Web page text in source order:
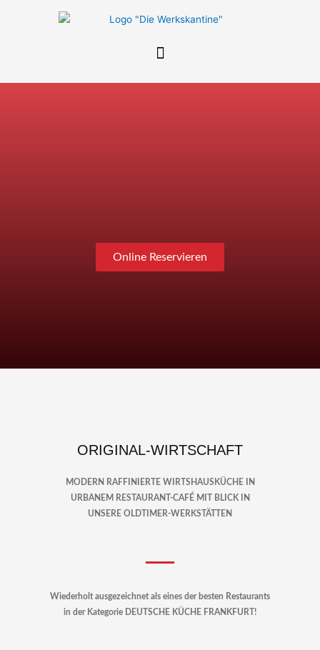
Online Reservieren
ORIGINAL-WIRTSCHAFT
MODERN RAFFINIERTE WIRTSHAUSKÜCHE IN
URBANEM RESTAURANT-CAFÉ MIT BLICK IN
UNSERE OLDTIMER-WERKSTÄTTEN
Wiederholt ausgezeichnet als eines der besten Restaurants
in der Kategorie DEUTSCHE KÜCHE FRANKFURT!